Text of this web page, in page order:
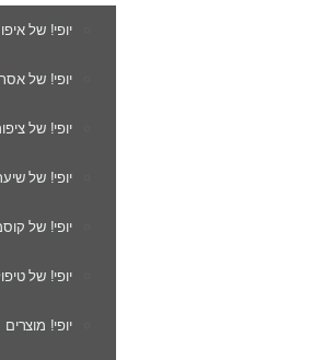
יופי! של
יופי! של
יופי! של
יופי! של
יופי! של
יופי! של
יופי!